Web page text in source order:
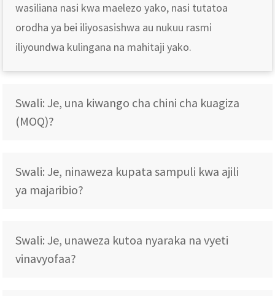
wasiliana nasi kwa maelezo yako, nasi tutatoa
orodha ya bei iliyosasishwa au nukuu rasmi
iliyoundwa kulingana na mahitaji yako.
Swali: Je, una kiwango cha chini cha kuagiza
(MOQ)?
Swali: Je, ninaweza kupata sampuli kwa ajili
ya majaribio?
Swali: Je, unaweza kutoa nyaraka na vyeti
vinavyofaa?